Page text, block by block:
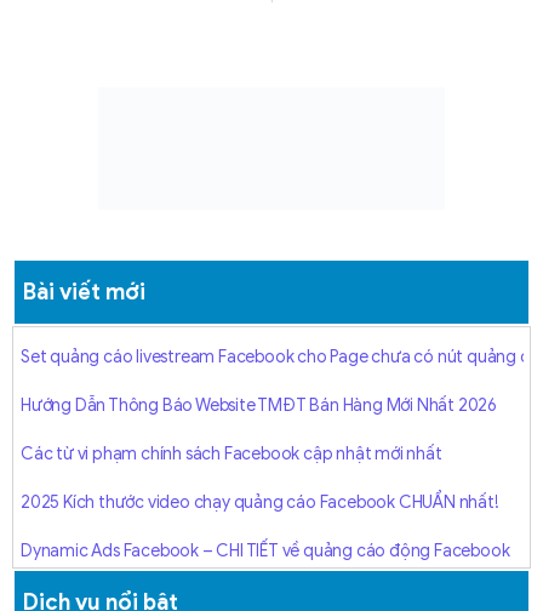
Bài viết mới
Set quảng cáo livestream Facebook cho Page chưa có nút quảng
Hướng Dẫn Thông Báo Website TMĐT Bán Hàng Mới Nhất 2026
Các từ vi phạm chính sách Facebook cập nhật mới nhất
2025 Kích thước video chạy quảng cáo Facebook CHUẨN nhất!
Dynamic Ads Facebook – CHI TIẾT về quảng cáo động Facebook
[Hướng dẫn 2025] Quảng cáo Facebook Collection tăng 3X đơn
Dịch vụ nổi bật